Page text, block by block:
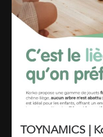
TOYNAMICS |